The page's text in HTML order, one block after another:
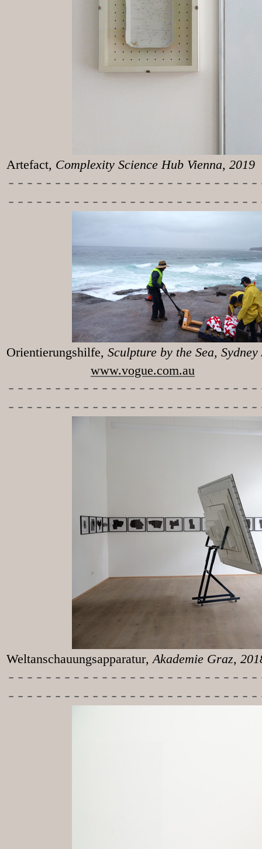
Artefact, Complexity Science Hub Vienna, 2019
-----------
Orientierungshilfe, Sculpture
www.vogue.com.au
-----------
Weltanschauungsapparatur, Akademie Graz,
-----------